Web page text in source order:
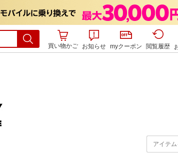
買い物かご
お知らせ myクーポン 閲覧履歴